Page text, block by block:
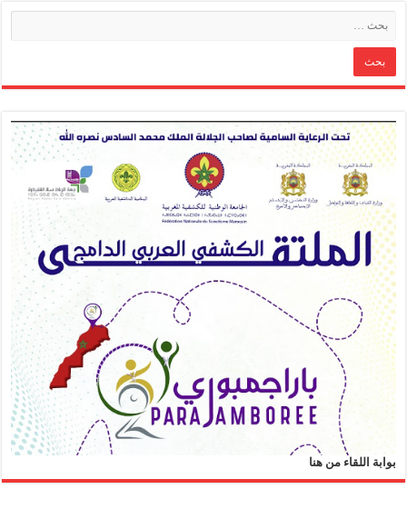
بوابة اللقاء من هنا